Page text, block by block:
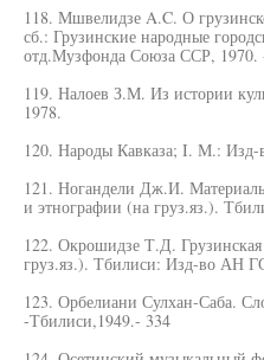
118. Мшвелидзе A.C. О
сб.: Грузинские народные
отд.Музфонда Союза ССР, 1970.
119. Налоев З.М. Из истории
1978.
120. Народы Кавказа; I. М.:
121. Ногандели Дж.И.
и этнографии (на груз.яз.).
122. Окрошидзе Т.Д. Грузинская
груз.яз.). Тбилиси: Изд-во АН
123. Орбелиани Сулхан-Саба.
-Тбилиси,1949.- 334